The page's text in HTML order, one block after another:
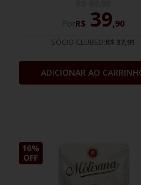
PorR$ 39,90
SÓCIO CLUBED:R$ 37,91
ADICIONAR AO
16%
OFF